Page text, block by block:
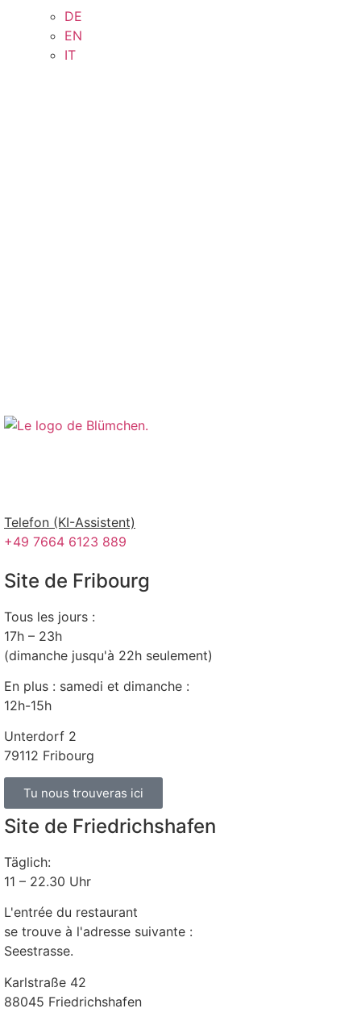
DE
EN
IT
Telefon (KI-Assistent)
+49 7664 6123 889
Site de Fribourg
Tous les jours :
17h – 23h
(dimanche jusqu'à 22h seulement)
En plus : samedi et dimanche :
12h-15h
Unterdorf 2
79112 Fribourg
Tu nous trouveras ici
Site de Friedrichshafen
Täglich:
11 – 22.30 Uhr
L'entrée du restaurant
se trouve à l'adresse suivante :
Seestrasse.
Karlstraße 42
88045 Friedrichshafen